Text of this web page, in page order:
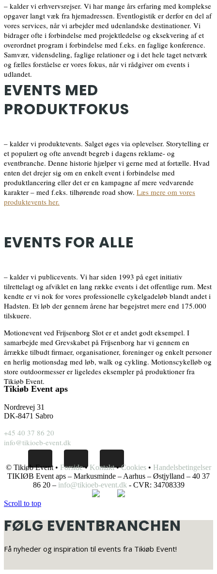
– kalder vi erhvervsrejser. Vi har mange års erfaring med komplekse
opgaver langt væk fra hjemadressen. Eventlogistik er derfor en del af
vores services, når vi arbejder med udenlandske destinationer. Vi
bidrager ofte i forbindelse med projektledelse og eksekvering af et
overordnet program i forbindelse med f.eks. en faglige konference.
Samvær, vidensdeling, faglige relationer og i det hele taget netværk
og fælles forståelse er vores fokus, når vi rådgiver om events i
udlandet.
EVENTS MED
PRODUKTFOKUS
– kalder vi produktevents. Salget øges via oplevelser. Storytelling er
et populært og ofte anvendt begreb i dagens reklame- og
eventbranche. Denne historie hjælper vi gerne med at fortælle. Hvad
enten det drejer sig om en enkelt event i forbindelse med
produktlancering eller det er en kampagne af mere vedvarende
karakter – med f.eks. tilhørende road show. Læs mere om vores
produktevents her.
EVENTS FOR ALLE
– kalder vi publicevents. Vi har siden 1993 på eget initiativ
tilrettelagt og afviklet en lang række events i det offentlige rum. Mest
kendte er vi nok for vores professionelle cykelgadeløb blandt andet i
Hadsten. Et løb der gennem årene har begejstret mere end 175.000
tilskuere.
Motionevent ved Frijsenborg Slot er et andet godt eksempel. I
samarbejde med Grevskabet på Frijsenborg har vi gennem en
årrække tilbudt firmaer, organisationer, foreninger og enkelt personer
en herlig motionsdag med løb, walk og cykling. Motionscykelløb og
store outdoormesser er ligeledes eksempler på produktioner fra
Tikiøb Event.
Tikiøb Event aps
Nordrevej 31
DK-8471 Sabro
+45 40 37 86 20
info@tikioeb-event.dk
© Tikiøb Event • Forside• Kontakt•Cookies • Handelsbetingelser
TIKIØB Event aps – Markusminde – Aarhus – Østjylland – 40 37
86 20 – info@tikioeb-event.dk - CVR: 34708339
Scroll to top
FØLG EVENTBRANCHEN
Få nyheder og inspiration til events fra Tikiøb Event!